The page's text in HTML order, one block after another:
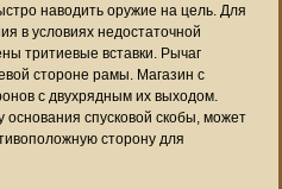
наводить оружие на цель. Для
в условиях недостаточной
тритиевые вставки. Рычаг
стороне рамы. Магазин с
с двухрядным их выходом.
спусковой скобы, может
сторону для